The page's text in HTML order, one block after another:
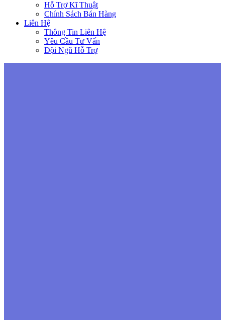
Hỗ Trợ Kĩ Thuật
Chính Sách Bán Hàng
Liên Hệ
Thông Tin Liên Hệ
Yêu Cầu Tư Vấn
Đội Ngũ Hỗ Trợ